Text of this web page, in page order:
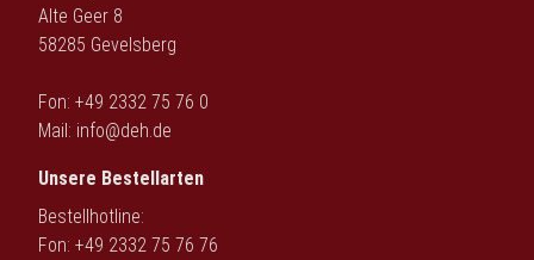
Alte Geer 8
58285 Gevelsberg
Fon: +49 2332 75 76 0
Mail: info@deh.de
Unsere Bestellarten
Bestellhotline:
Fon: +49 2332 75 76 76